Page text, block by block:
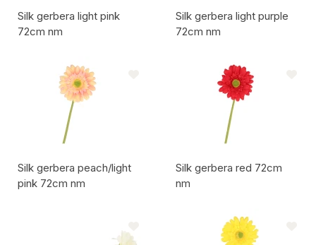
Silk gerbera light pink
72cm nm
Silk gerbera light purple
72cm nm
Silk gerbera peach/light
pink 72cm nm
Silk gerbera red 72cm
nm